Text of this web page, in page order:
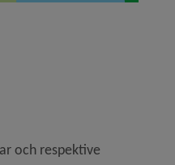
och respektive